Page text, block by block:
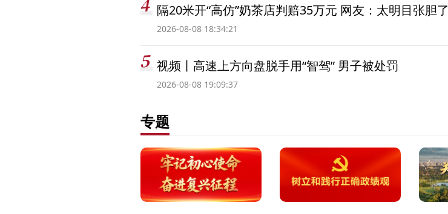
隔20米开“高仿”奶茶店判赔35万元 网友：太明目张胆了
2026-08-08 18:34:21
视频丨高速上方向盘脱手用“智驾” 男子被处罚
2026-08-08 19:09:37
专题